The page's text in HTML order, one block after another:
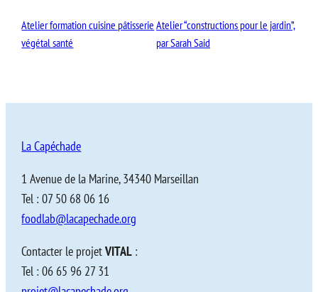
Atelier formation cuisine pâtisserie
végétal santé
Atelier “constructions pour le jardin”,
par Sarah Said
La Capéchade
1 Avenue de la Marine, 34340 Marseillan
Tel : 07 50 68 06 16
foodlab@lacapechade.org
Contacter le projetVITAL :
Tel : 06 65 96 27 31